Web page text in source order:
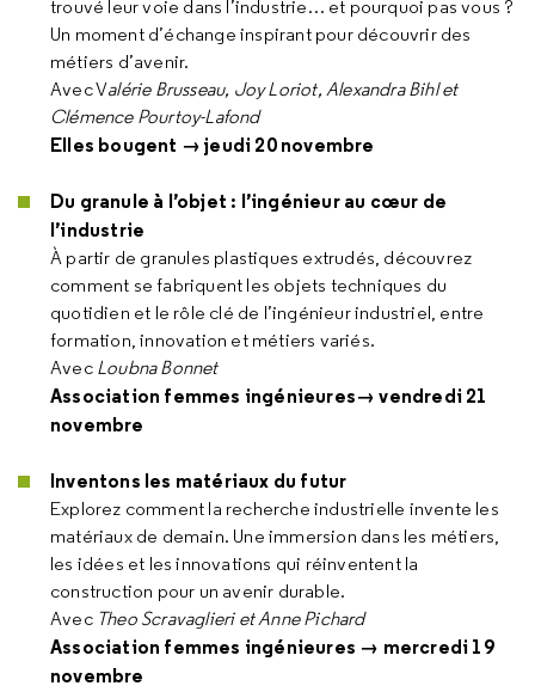
trouvé leur voie dans l’industrie… et pourquoi pas vous ?
Un moment d’échange inspirant pour découvrir des
métiers d’avenir.
Avec Valérie Brusseau, Joy Loriot, Alexandra Bihl et
Clémence Pourtoy-Lafond
Elles bougent → jeudi 20 novembre
Du granule à l’objet : l’ingénieur au cœur de
l’industrie
À partir de granules plastiques extrudés, découvrez
comment se fabriquent les objets techniques du
quotidien et le rôle clé de l’ingénieur industriel, entre
formation, innovation et métiers variés.
Avec Loubna Bonnet
Association femmes ingénieures→ vendredi 21
novembre
Inventons les matériaux du futur
Explorez comment la recherche industrielle invente les
matériaux de demain. Une immersion dans les métiers,
les idées et les innovations qui réinventent la
construction pour un avenir durable.
Avec Theo Scravaglieri et Anne Pichard
Association femmes ingénieures → mercredi 19
novembre